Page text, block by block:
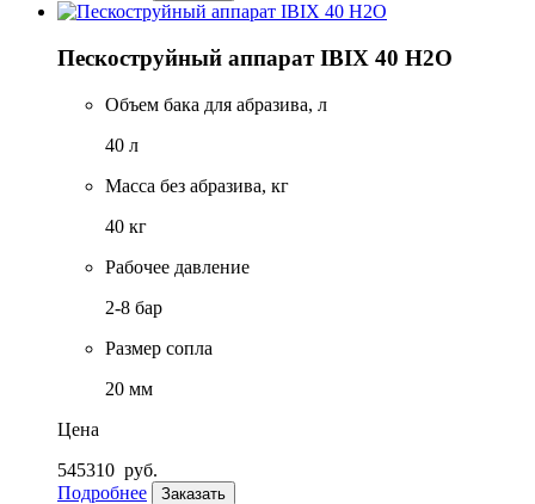
Пескоструйный аппарат IBIX 40 H2O
Объем бака для абразива, л
40 л
Масса без абразива, кг
40 кг
Рабочее давление
2-8 бар
Размер сопла
20 мм
Цена
545310 руб.
Подробнее
Заказать